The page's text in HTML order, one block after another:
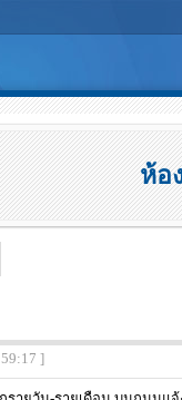
ห้อ
]